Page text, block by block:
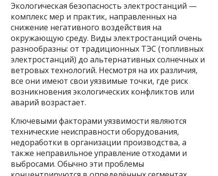
Экологическая безопасность электростанций —
комплекс мер и практик, направленных на
снижение негативного воздействия на
окружающую среду. Виды электростанций очень
разнообразны: от традиционных ТЭС (топливных
электростанций) до альтернативных солнечных и
ветровых технологий. Несмотря на их различия,
все они имеют свои уязвимые точки, где риск
возникновения экологических конфликтов или
аварий возрастает.
Ключевыми факторами уязвимости являются
технические неисправности оборудования,
недоработки в организации производства, а
также неправильное управление отходами и
выбросами. Обычно эти проблемы